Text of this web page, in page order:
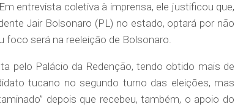
entrevista coletiva à imprensa, ele justificou que,
Jair Bolsonaro (PL) no estado, optará por não
foco será na reeleição de Bolsonaro.
pelo Palácio da Redenção, tendo obtido mais de
tucano no segundo turno das eleições, mas
depois que recebeu, também, o apoio do